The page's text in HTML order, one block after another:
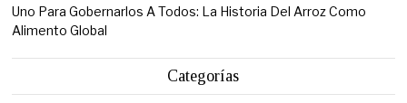
Uno Para Gobernarlos A Todos: La Historia Del Arroz Como
Alimento Global
Categorías